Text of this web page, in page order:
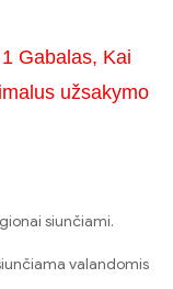
Gabalas, Kai
užsakymo
siunčiami.
valandomis